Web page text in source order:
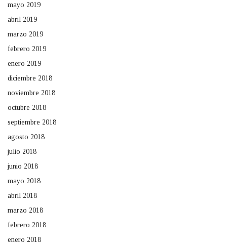
mayo 2019
abril 2019
marzo 2019
febrero 2019
enero 2019
diciembre 2018
noviembre 2018
octubre 2018
septiembre 2018
agosto 2018
julio 2018
junio 2018
mayo 2018
abril 2018
marzo 2018
febrero 2018
enero 2018